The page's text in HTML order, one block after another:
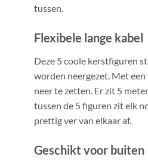
tussen.
Flexibele lange kabel
Deze 5 coole kerstfiguren
worden neergezet. Met
neer te zetten. Er zit 5
tussen de 5 figuren zit elk
prettig ver van elkaar af.
Geschikt voor buiten